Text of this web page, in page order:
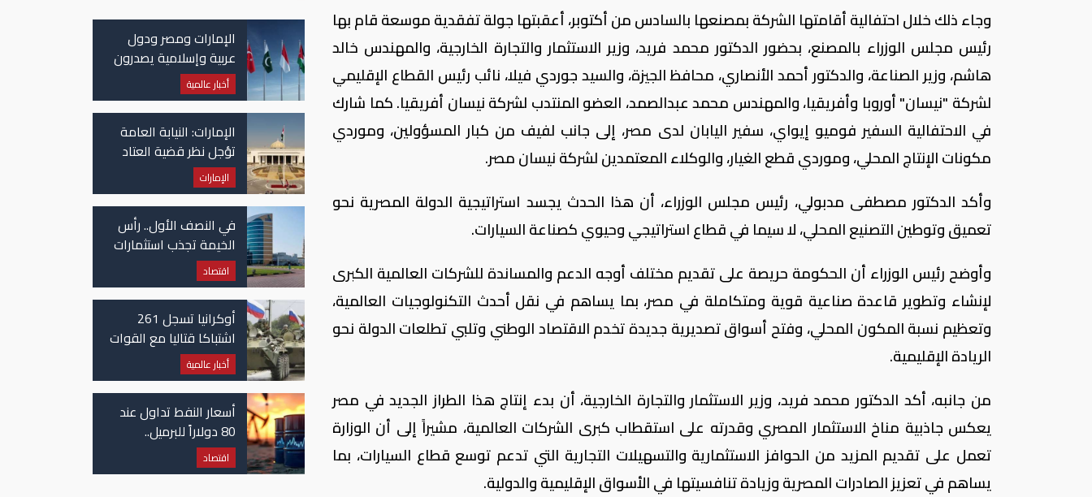
وجاء ذلك خلال احتفالية أقامتها الشركة بمصنعها بالسادس من أكتوبر، أعقبتها جولة تفقدية موسعة قام بها
رئيس مجلس الوزراء بالمصنع، بحضور الدكتور محمد فريد، وزير الاستثمار والتجارة الخارجية، والمهندس خالد
هاشم، وزير الصناعة، والدكتور أحمد الأنصاري، محافظ الجيزة، والسيد جوردي فيلا، نائب رئيس القطاع الإقليمي
لشركة "نيسان" أوروبا وأفريقيا، والمهندس محمد عبدالصمد، العضو المنتدب لشركة نيسان أفريقيا. كما شارك
في الاحتفالية السفير فوميو إيواي، سفير اليابان لدى مصر، إلى جانب لفيف من كبار المسؤولين، وموردي
مكونات الإنتاج المحلي، وموردي قطع الغيار، والوكلاء المعتمدين لشركة نيسان مصر.
وأكد الدكتور مصطفى مدبولي، رئيس مجلس الوزراء، أن هذا الحدث يجسد استراتيجية الدولة المصرية نحو
تعميق وتوطين التصنيع المحلي، لا سيما في قطاع استراتيجي وحيوي كصناعة السيارات.
وأوضح رئيس الوزراء أن الحكومة حريصة على تقديم مختلف أوجه الدعم والمساندة للشركات العالمية الكبرى
لإنشاء وتطوير قاعدة صناعية قوية ومتكاملة في مصر، بما يساهم في نقل أحدث التكنولوجيات العالمية،
وتعظيم نسبة المكون المحلي، وفتح أسواق تصديرية جديدة تخدم الاقتصاد الوطني وتلبي تطلعات الدولة نحو
الريادة الإقليمية.
من جانبه، أكد الدكتور محمد فريد، وزير الاستثمار والتجارة الخارجية، أن بدء إنتاج هذا الطراز الجديد في مصر
يعكس جاذبية مناخ الاستثمار المصري وقدرته على استقطاب كبرى الشركات العالمية، مشيراً إلى أن الوزارة
تعمل على تقديم المزيد من الحوافز الاستثمارية والتسهيلات التجارية التي تدعم توسع قطاع السيارات، بما
يساهم في تعزيز الصادرات المصرية وزيادة تنافسيتها في الأسواق الإقليمية والدولية.
الإمارات ومصر ودول
عربية وإسلامية يصدرون
بيانا مشتركا بشأن
الانتهاكات الإسرائيلية
في غزة
أخبار عالمية
الإمارات: النيابة العامة
تؤجل نظر قضية العتاد
العسكري للسودان
الإمارات
في النصف الأول.. رأس
الخيمة تجذب استثمارات
تتجاوز 771 مليون درهم
اقتصاد
أوكرانيا تسجل 261
اشتباكا قتاليا مع القوات
الروسية
أخبار عالمية
أسعار النفط تداول عند
80 دولاراً للبرميل..
وتراجع الأسهم
الأمريكية
اقتصاد